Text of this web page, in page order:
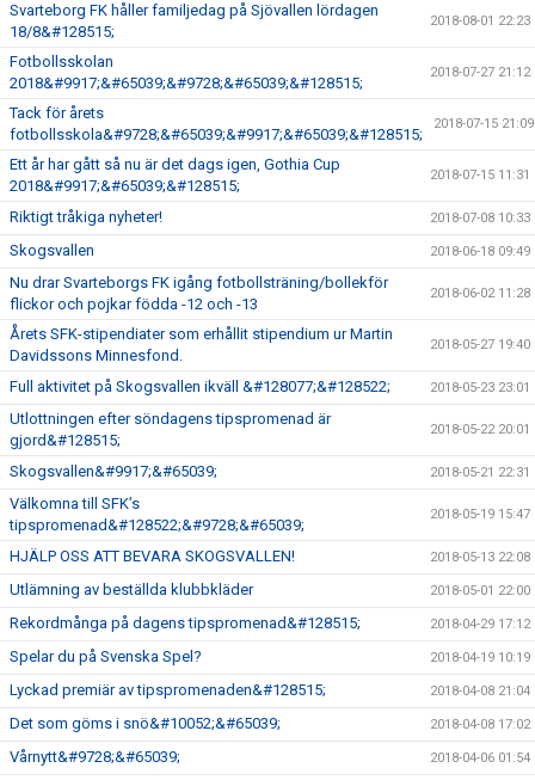
Svarteborg FK håller familjedag på Sjövallen lördagen
18/8&#128515;
2018-08-01 22:23
Fotbollsskolan
2018&#9917;&#65039;&#9728;&#65039;&#128515;
2018-07-27 21:12
Tack för årets
fotbollsskola&#9728;&#65039;&#9917;&#65039;&#128515;
2018-07-15 21:09
Ett år har gått så nu är det dags igen, Gothia Cup
2018&#9917;&#65039;&#128515;
2018-07-15 11:31
Riktigt tråkiga nyheter! 2018-07-08 10:33
Skogsvallen 2018-06-18 09:49
Nu drar Svarteborgs FK igång fotbollsträning/bollekför
flickor och pojkar födda -12 och -13
2018-06-02 11:28
Årets SFK-stipendiater som erhållit stipendium ur Martin
Davidssons Minnesfond.
2018-05-27 19:40
Full aktivitet på Skogsvallen ikväll &#128077;&#128522; 2018-05-23 23:01
Utlottningen efter söndagens tipspromenad är
gjord&#128515;
2018-05-22 20:01
Skogsvallen&#9917;&#65039; 2018-05-21 22:31
Välkomna till SFK’s
tipspromenad&#128522;&#9728;&#65039;
2018-05-19 15:47
HJÄLP OSS ATT BEVARA SKOGSVALLEN! 2018-05-13 22:08
Utlämning av beställda klubbkläder 2018-05-01 22:00
Rekordmånga på dagens tipspromenad&#128515; 2018-04-29 17:12
Spelar du på Svenska Spel? 2018-04-19 10:19
Lyckad premiär av tipspromenaden&#128515; 2018-04-08 21:04
Det som göms i snö&#10052;&#65039; 2018-04-08 17:02
Vårnytt&#9728;&#65039; 2018-04-06 01:54